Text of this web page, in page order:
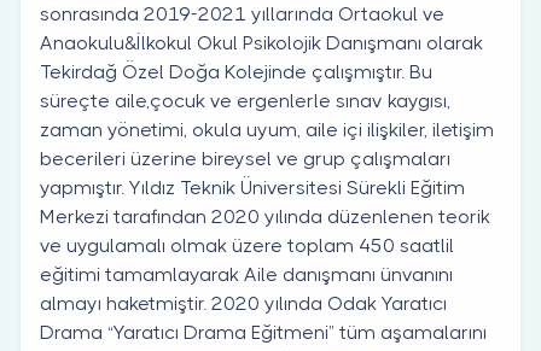
sonrasında 2019-2021 yıllarında Ortaokul ve
Anaokulu&İlkokul Okul Psikolojik Danışmanı olarak
Tekirdağ Özel Doğa Kolejinde çalışmıştır. Bu
süreçte aile,çocuk ve ergenlerle sınav kaygısı,
zaman yönetimi, okula uyum, aile içi ilişkiler, iletişim
becerileri üzerine bireysel ve grup çalışmaları
yapmıştır. Yıldız Teknik Üniversitesi Sürekli Eğitim
Merkezi tarafından 2020 yılında düzenlenen teorik
ve uygulamalı olmak üzere toplam 450 saatlil
eğitimi tamamlayarak Aile danışmanı ünvanını
almayı haketmiştir. 2020 yılında Odak Yaratıcı
Drama “Yaratıcı Drama Eğitmeni” tüm aşamalarını